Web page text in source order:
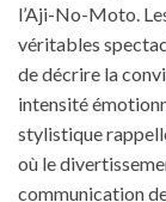
l’Aji-No-Moto.
véritables
de décrire la
intensité
stylistique
où le
communication